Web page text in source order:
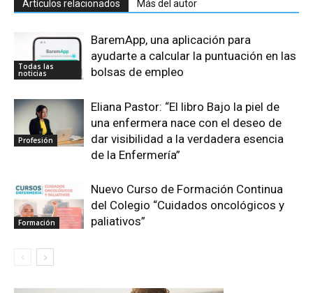
Artículos relacionados Más del autor
Todas las
noticias
BaremApp, una aplicación para
ayudarte a calcular la puntuación en las
bolsas de empleo
Profesión
Eliana Pastor: “El libro Bajo la piel de
una enfermera nace con el deseo de
dar visibilidad a la verdadera esencia
de la Enfermería”
Formación
Nuevo Curso de Formación Continua
del Colegio “Cuidados oncológicos y
paliativos”